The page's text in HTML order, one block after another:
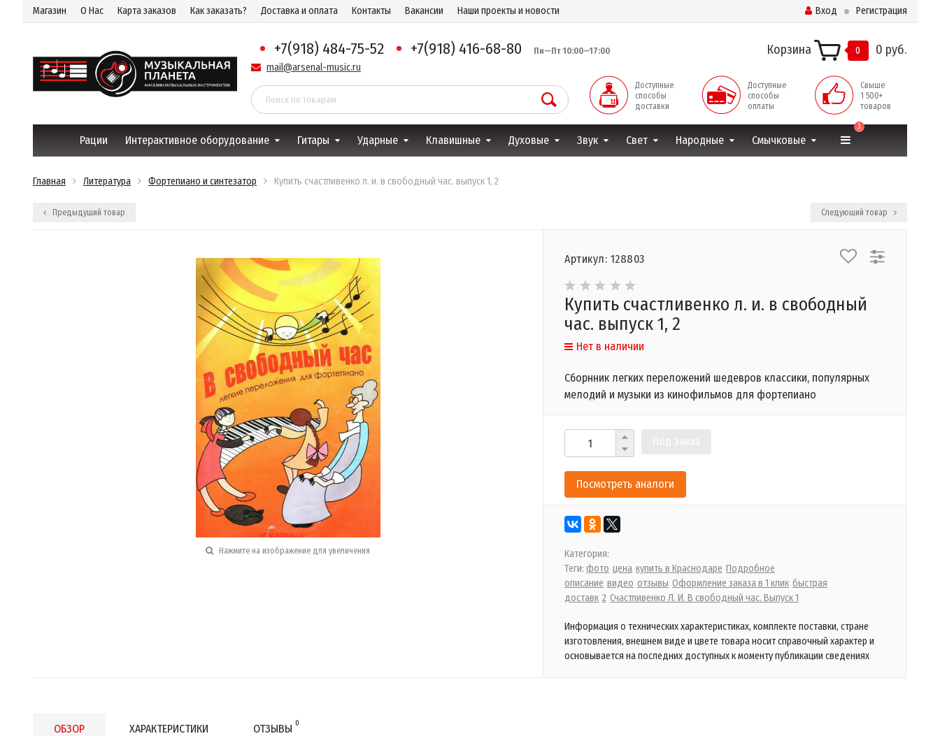
Магазин О Нас Карта заказов Как заказать? Доставка и оплата Контакты Вакансии Наши проекты и новости Вход Регистрация
+7(918) 484-75-52 +7(918) 416-68-80 Пн—Пт 10:00—17:00
mail@arsenal-music.ru
Корзина 0 0 руб.
Доступные
способы
доставки
Доступные
способы
оплаты
Свыше
1 500+
товаров
Рации Интерактивное оборудование Гитары Ударные Клавишные Духовые Звук Свет Народные Смычковые
3
Главная Литература Фортепиано и синтезатор Купить счастливенко л. и. в свободный час. выпуск 1, 2
Предыдущий товар Следующий товар
Нажмите на изображение для увеличения
Артикул: 128803
Купить счастливенко л. и. в свободный
час. выпуск 1, 2
Нет в наличии
Сборнник легких переложений шедевров классики, популярных
мелодий и музыки из кинофильмов для фортепиано
Посмотреть аналоги
Категория:
Теги: фото цена купить в Краснодаре Подробное
описание видео отзывы Оформление заказа в 1 клик быстрая
доставк 2 Счастливенко Л. И. В свободный час. Выпуск 1
Информация о технических характеристиках, комплекте поставки, стране
изготовления, внешнем виде и цвете товара носит справочный характер и
основывается на последних доступных к моменту публикации сведениях
ОБЗОР ХАРАКТЕРИСТИКИ ОТЗЫВЫ 0